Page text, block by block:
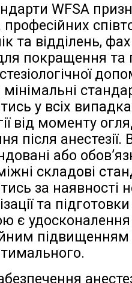
WFSA
та відділень,
для покращення
у всіх
від моменту
після
або
складові
за наявності
та
є удосконалення
підвищенням